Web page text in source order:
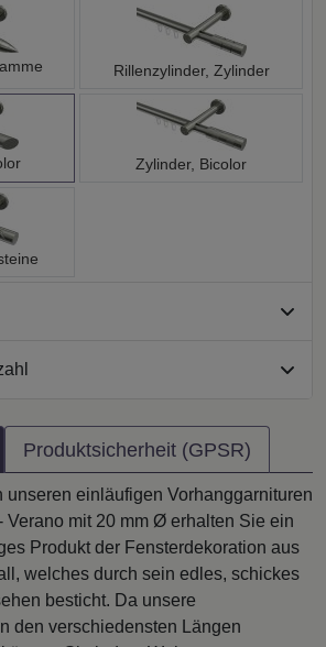
Rillenzylinder, Zylinder
Zylinder, Bicolor
Produktsicherheit (GPSR)
unseren einläufigen Vorhanggarnituren
Verano mit 20 mm Ø erhalten Sie ein
Produkt der Fensterdekoration aus
welches durch sein edles, schickes
besticht. Da unsere
den verschiedensten Längen